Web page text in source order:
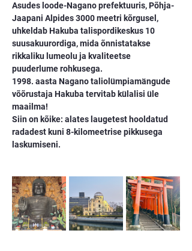
Asudes loode-Nagano prefektuuris, Põhja-
Jaapani Alpides 3000 meetri kõrgusel,
uhkeldab Hakuba talispordikeskus 10
suusakuurordiga, mida õnnistatakse
rikkaliku lumeolu ja kvaliteetse
puuderlume rohkusega.
1998. aasta Nagano taliolümpiamängude
võõrustaja Hakuba tervitab külalisi üle
maailma!
Siin on kõike: alates laugetest hooldatud
radadest kuni 8-kilomeetrise pikkusega
laskumiseni.